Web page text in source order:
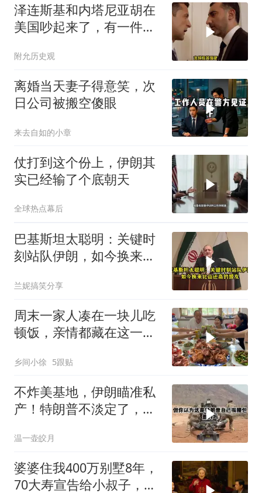
泽连斯基和内塔尼亚胡在
美国吵起来了，有一件事
附允历史观
离婚当天妻子得意笑，次
日公司被搬空傻眼
来去自如的小章
仗打到这个份上，伊朗其
实已经输了个底朝天
全球热点幕后
巴基斯坦太聪明：关键时
刻站队伊朗，如今换来比
兰妮搞笑分享
周末一家人凑在一块儿吃
顿饭，亲情都藏在这一饭
乡间小徐 5跟贴
不炸美基地，伊朗瞄准私
产！特朗普不淡定了，被
温一壶皎月
婆婆住我400万别墅8年，
70大寿宣告给小叔子，